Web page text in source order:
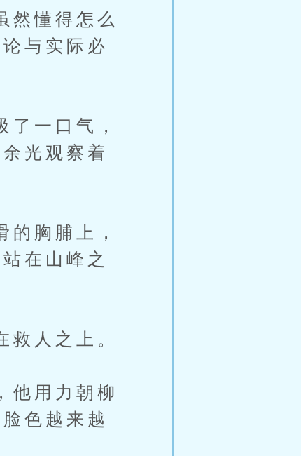
懂得怎么
与实际必
一口气，
光观察着
胸脯上，
在山峰之
人之上。
用力朝柳
色越来越